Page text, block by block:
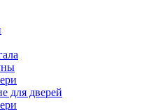
для дверей